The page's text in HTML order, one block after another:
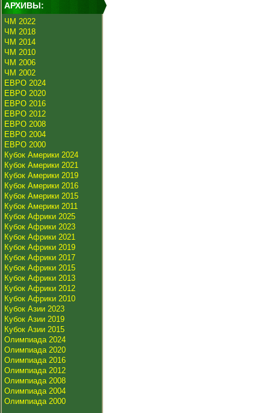
АРХИВЫ:
ЧМ 2022
ЧМ 2018
ЧМ 2014
ЧМ 2010
ЧМ 2006
ЧМ 2002
ЕВРО 2024
ЕВРО 2020
ЕВРО 2016
ЕВРО 2012
ЕВРО 2008
ЕВРО 2004
ЕВРО 2000
Кубок Америки 2024
Кубок Америки 2021
Кубок Америки 2019
Кубок Америки 2016
Кубок Америки 2015
Кубок Америки 2011
Кубок Африки 2025
Кубок Африки 2023
Кубок Африки 2021
Кубок Африки 2019
Кубок Африки 2017
Кубок Африки 2015
Кубок Африки 2013
Кубок Африки 2012
Кубок Африки 2010
Кубок Азии 2023
Кубок Азии 2019
Кубок Азии 2015
Олимпиада 2024
Олимпиада 2020
Олимпиада 2016
Олимпиада 2012
Олимпиада 2008
Олимпиада 2004
Олимпиада 2000